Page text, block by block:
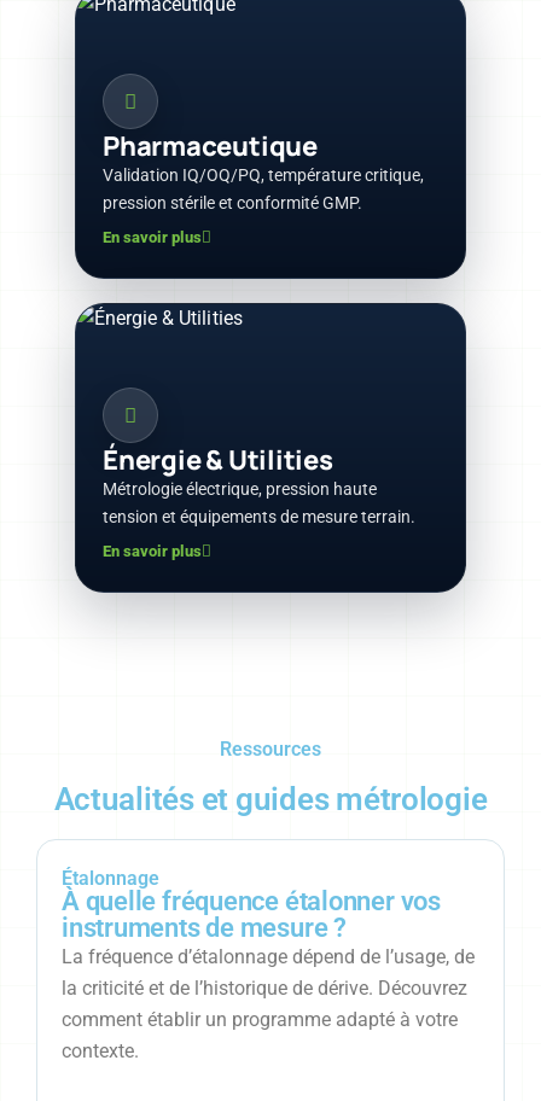
Pharmaceutique
Validation IQ/OQ/PQ, température critique,
pression stérile et conformité GMP.
En savoir plus
Énergie & Utilities
Métrologie électrique, pression haute
tension et équipements de mesure terrain.
En savoir plus
Ressources
Actualités et guides métrologie
Étalonnage
À quelle fréquence étalonner vos
instruments de mesure ?
La fréquence d’étalonnage dépend de l’usage, de
la criticité et de l’historique de dérive. Découvrez
comment établir un programme adapté à votre
contexte.